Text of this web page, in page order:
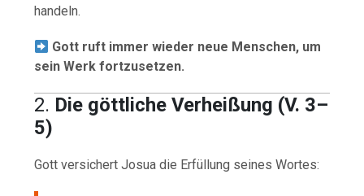
handeln.
Gott ruft immer wieder neue Menschen, um
sein Werk fortzusetzen.
2. Die göttliche Verheißung (V. 3–
5)
Gott versichert Josua die Erfüllung seines Wortes: